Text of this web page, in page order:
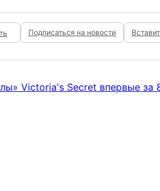
Подписаться на новости
Victoria's Secret впервые за